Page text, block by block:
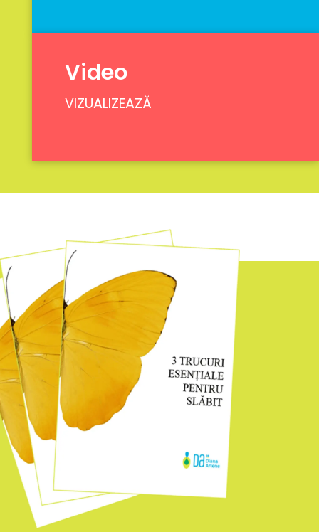
Video
VIZUALIZEAZĂ